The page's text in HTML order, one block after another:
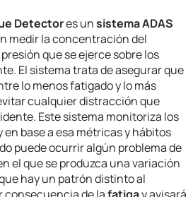
Detectores unsistema ADAS
medir la concentración del
que se ejerce sobre los
El sistema trata de asegurar que
lo menos fatigado y lo más
cualquier distracción que
Este sistema monitoriza los
base a esa métricas y hábitos
puede ocurrir algún problema de
el que se produzca una variación
hay un patrón distinto al